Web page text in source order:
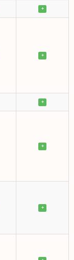
+
+
+
+
+